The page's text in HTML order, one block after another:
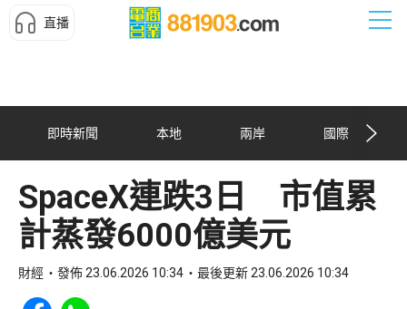
直播
即時新聞 本地 兩岸 國際
SpaceX連跌3日 市值累
計蒸發6000億美元
財經 發佈 23.06.2026 10:34 最後更新 23.06.2026 10:34
Share to Facebook
Share to WhatsApp